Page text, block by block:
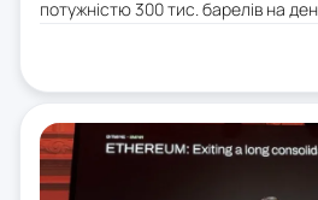
потужністю 300 тис. барелів на